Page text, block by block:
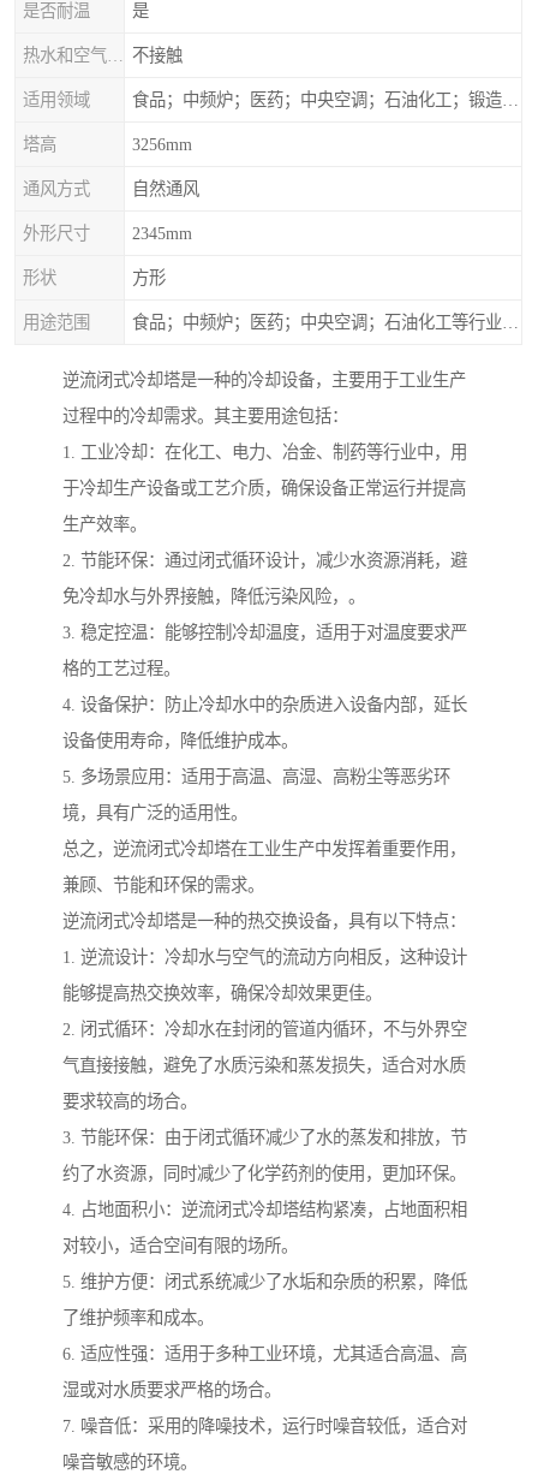
是否耐温 是
不接触
适用领域
塔高 3256mm
通风方式 自然通风
外形尺寸 2345mm
形状 方形
用途范围
逆流闭式冷却塔是一种的冷却设备，主要用于工业生产
过程中的冷却需求。其主要用途包括：
1. 工业冷却：在化工、电力、冶金、制药等行业中，用
于冷却生产设备或工艺介质，确保设备正常运行并提高
生产效率。
2. 节能环保：通过闭式循环设计，减少水资源消耗，避
免冷却水与外界接触，降低污染风险，。
3. 稳定控温：能够控制冷却温度，适用于对温度要求严
格的工艺过程。
4. 设备保护：防止冷却水中的杂质进入设备内部，延长
设备使用寿命，降低维护成本。
5. 多场景应用：适用于高温、高湿、高粉尘等恶劣环
境，具有广泛的适用性。
总之，逆流闭式冷却塔在工业生产中发挥着重要作用，
兼顾、节能和环保的需求。
逆流闭式冷却塔是一种的热交换设备，具有以下特点：
1. 逆流设计：冷却水与空气的流动方向相反，这种设计
能够提高热交换效率，确保冷却效果更佳。
2. 闭式循环：冷却水在封闭的管道内循环，不与外界空
气直接接触，避免了水质污染和蒸发损失，适合对水质
要求较高的场合。
3. 节能环保：由于闭式循环减少了水的蒸发和排放，节
约了水资源，同时减少了化学药剂的使用，更加环保。
4. 占地面积小：逆流闭式冷却塔结构紧凑，占地面积相
对较小，适合空间有限的场所。
5. 维护方便：闭式系统减少了水垢和杂质的积累，降低
了维护频率和成本。
6. 适应性强：适用于多种工业环境，尤其适合高温、高
湿或对水质要求严格的场合。
7. 噪音低：采用的降噪技术，运行时噪音较低，适合对
噪音敏感的环境。